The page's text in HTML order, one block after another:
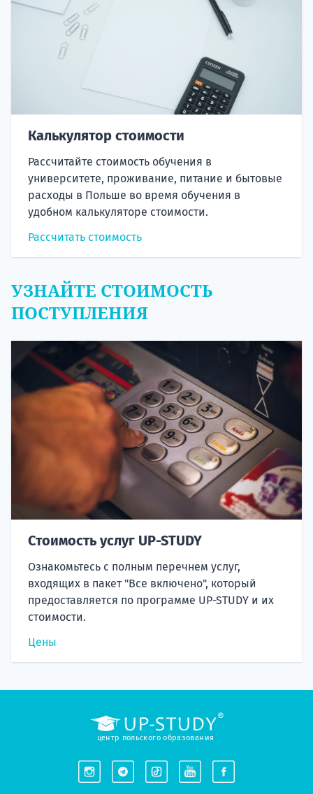
Калькулятор стоимости
Рассчитайте стоимость обучения в
университете, проживание, питание и бытовые
расходы в Польше во время обучения в
удобном калькуляторе стоимости.
Рассчитать стоимость
УЗНАЙТЕ СТОИМОСТЬ
ПОСТУПЛЕНИЯ
Стоимость услуг UP-STUDY
Ознакомьтесь с полным перечнем услуг,
входящих в пакет "Все включено", который
предоставляется по программе UP-STUDY и их
стоимости.
Цены
центр польского образования